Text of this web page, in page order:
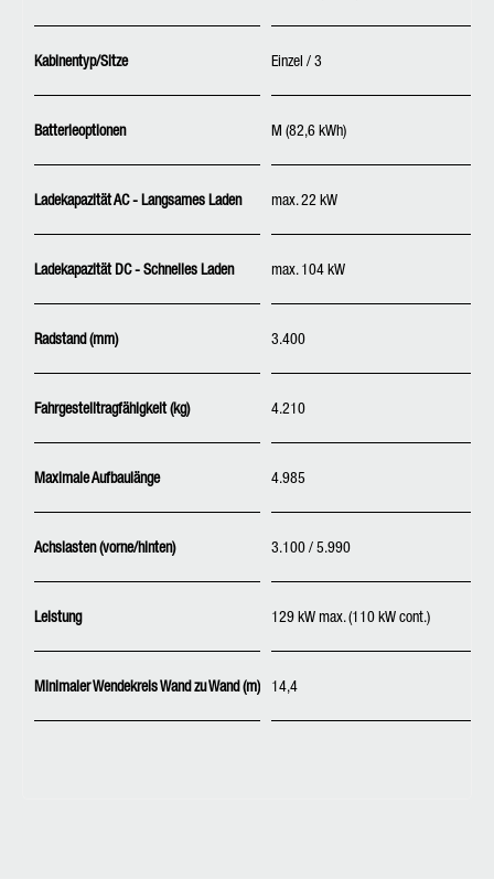
Kabinentyp/Sitze Einzel / 3
Batterieoptionen M (82,6 kWh)
Ladekapazität AC - Langsames Laden max. 22 kW
Ladekapazität DC - Schnelles Laden max. 104 kW
Radstand (mm) 3.400
Fahrgestelltragfähigkeit (kg) 4.210
Maximale Aufbaulänge 4.985
Achslasten (vorne/hinten) 3.100 / 5.990
Leistung 129 kW max. (110 kW cont.)
Minimaler Wendekreis Wand zu Wand (m) 14,4